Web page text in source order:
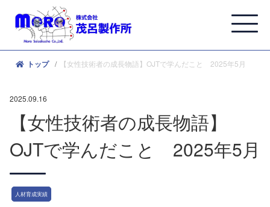
トップ 【女性技術者の成長物語】OJTで学んだこと 2025年5月
2025.09.16
【女性技術者の成長物語】
OJTで学んだこと 2025年5月
人材育成実績